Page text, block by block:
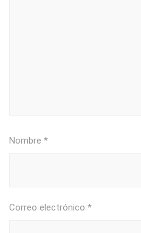
Nombre *
Correo electrónico *